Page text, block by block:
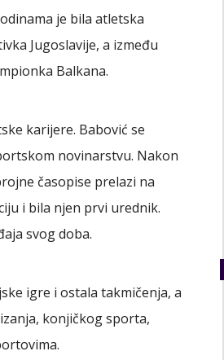
je bila atletska
Jugoslavije, a između
Balkana.
karijere. Babović se
novinarstvu. Nakon
časopise prelazi na
i bila njen prvi urednik.
svog doba.
igre i ostala takmičenja, a
konjičkog sporta,